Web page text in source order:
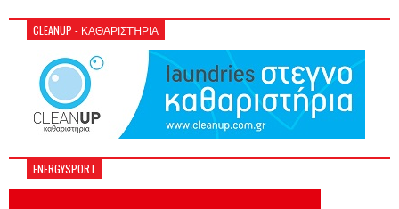
CLEANUP - ΚΑΘΑΡΙΣΤΉΡΙΑ
ENERGYSPORT